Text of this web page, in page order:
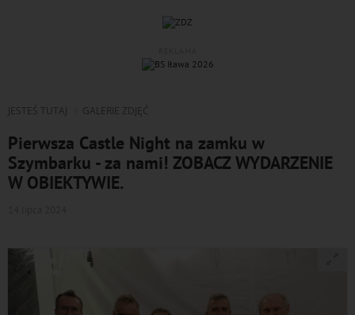
JESTEŚ TUTAJ GALERIE ZDJĘĆ
Pierwsza Castle Night na zamku w
Szymbarku - za nami! ZOBACZ WYDARZENIE
W OBIEKTYWIE.